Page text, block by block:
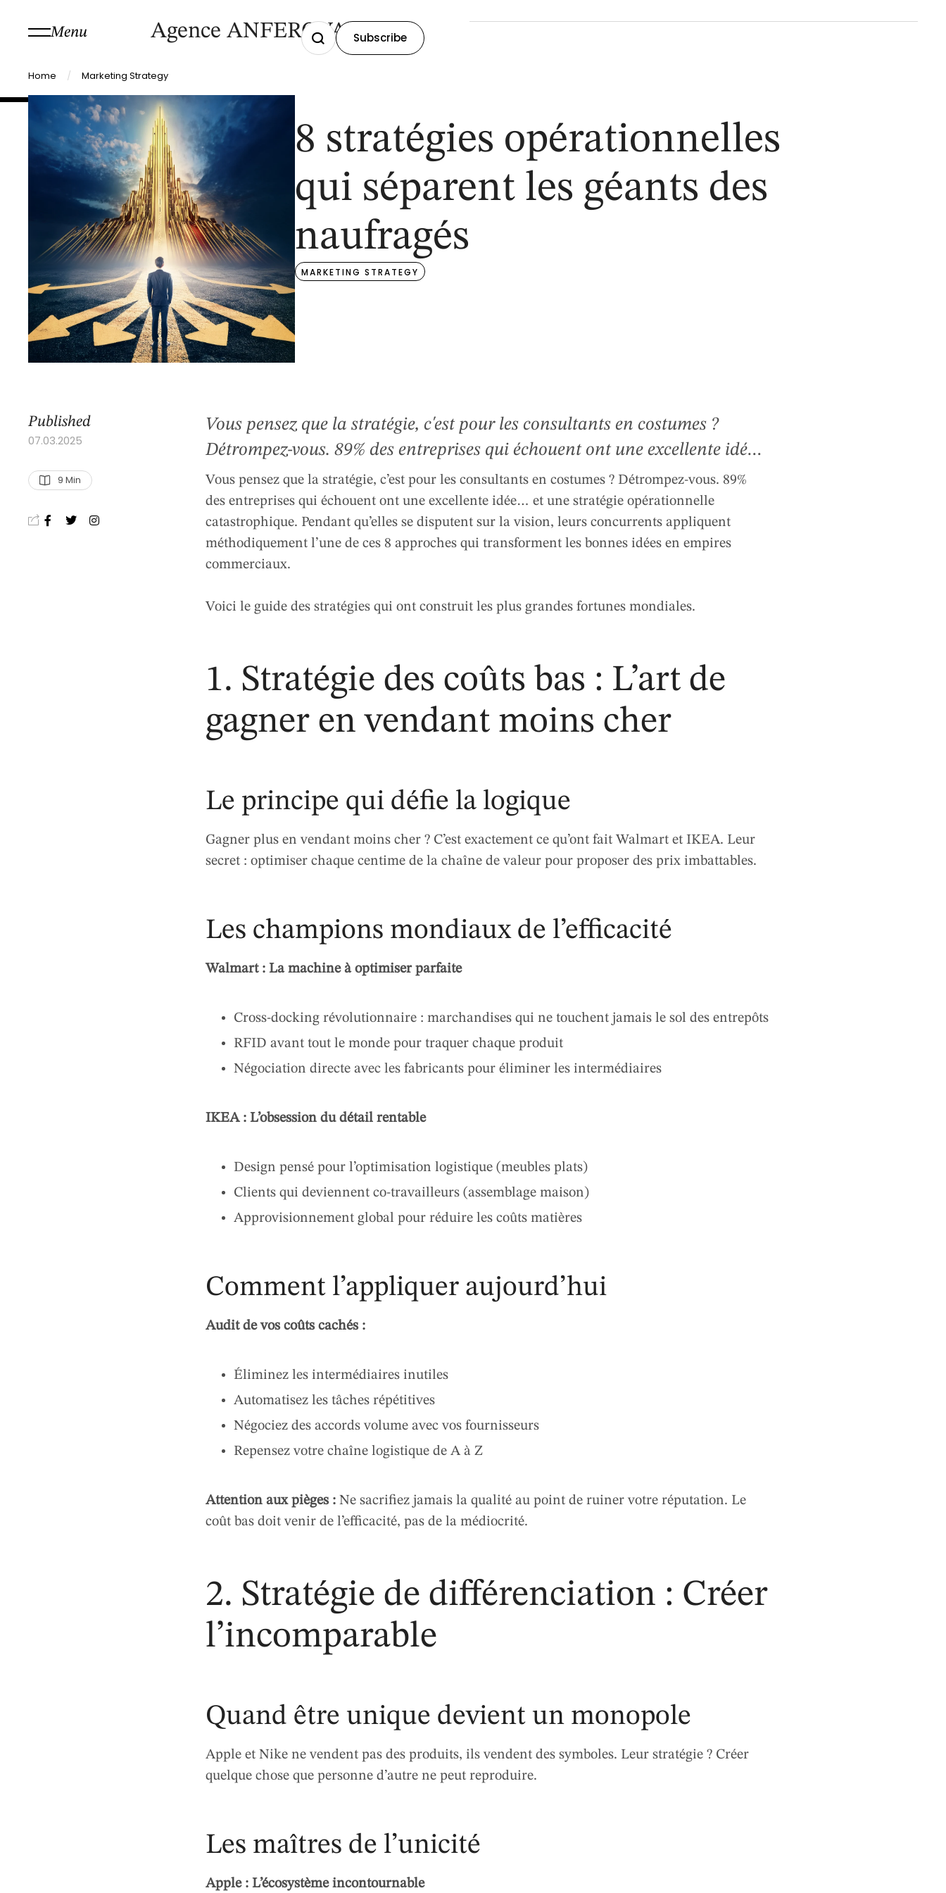
Menu Agence ANFEROVA Subscribe
Home / Marketing Strategy
8 stratégies opérationnelles
qui séparent les géants des
naufragés
MARKETING STRATEGY
Published
07.03.2025
9 Min
Vous pensez que la stratégie, c'est pour les consultants en costumes ?
Détrompez-vous. 89% des entreprises qui échouent ont une excellente idée...
et une stratégie opérationnelle catastrophique. Pendant qu'elles se
disputent sur la vision, leurs concurrents appliquent méthodiquement
l'une de ces 8 approches qui transforment les bonnes idées en empires
commerciaux. Voici le guide des …
Vous pensez que la stratégie, c’est pour les consultants en costumes ? Détrompez-vous. 89%
des entreprises qui échouent ont une excellente idée… et une stratégie opérationnelle
catastrophique. Pendant qu’elles se disputent sur la vision, leurs concurrents appliquent
méthodiquement l’une de ces 8 approches qui transforment les bonnes idées en empires
commerciaux.
Voici le guide des stratégies qui ont construit les plus grandes fortunes mondiales.
1. Stratégie des coûts bas : L’art de
gagner en vendant moins cher
Le principe qui défie la logique
Gagner plus en vendant moins cher ? C’est exactement ce qu’ont fait Walmart et IKEA. Leur
secret : optimiser chaque centime de la chaîne de valeur pour proposer des prix imbattables.
Les champions mondiaux de l’efficacité
Walmart : La machine à optimiser parfaite
Cross-docking révolutionnaire : marchandises qui ne touchent jamais le sol des entrepôts
RFID avant tout le monde pour traquer chaque produit
Négociation directe avec les fabricants pour éliminer les intermédiaires
IKEA : L’obsession du détail rentable
Design pensé pour l’optimisation logistique (meubles plats)
Clients qui deviennent co-travailleurs (assemblage maison)
Approvisionnement global pour réduire les coûts matières
Comment l’appliquer aujourd’hui
Audit de vos coûts cachés :
Éliminez les intermédiaires inutiles
Automatisez les tâches répétitives
Négociez des accords volume avec vos fournisseurs
Repensez votre chaîne logistique de A à Z
Attention aux pièges : Ne sacrifiez jamais la qualité au point de ruiner votre réputation. Le
coût bas doit venir de l’efficacité, pas de la médiocrité.
2. Stratégie de différenciation : Créer
l’incomparable
Quand être unique devient un monopole
Apple et Nike ne vendent pas des produits, ils vendent des symboles. Leur stratégie ? Créer
quelque chose que personne d’autre ne peut reproduire.
Les maîtres de l’unicité
Apple : L’écosystème incontournable